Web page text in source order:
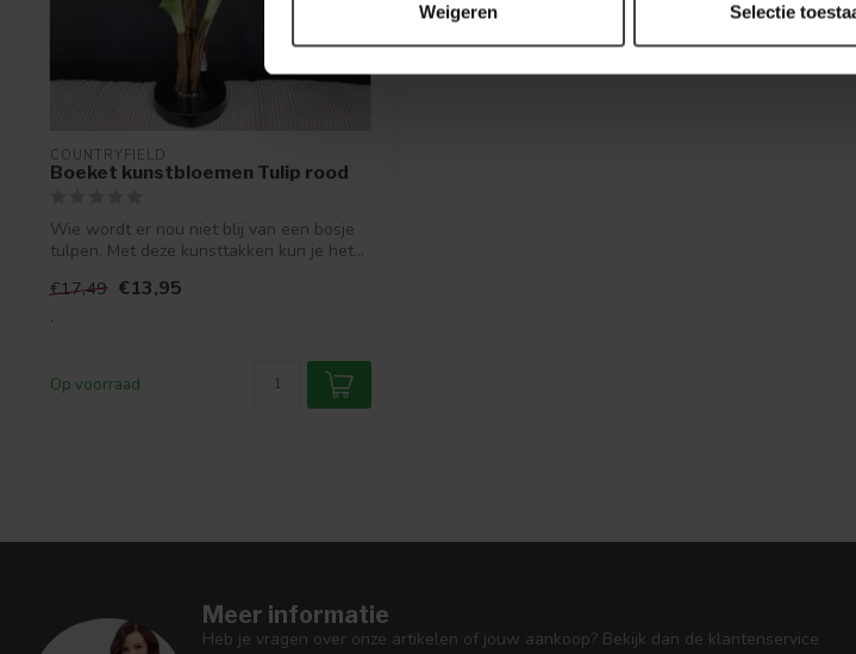
Weigeren Selectie
COUNTRYFIELD
Boeket kunstbloemen Tulip rood
Wie wordt er nou niet blij van een bosje
tulpen. Met deze kunsttakken kun je het...
€17,49 €13,95
.
Op voorraad
Meer informatie
Heb je vragen over onze artikelen of jouw aankoop? Bekijk dan de klantenservice